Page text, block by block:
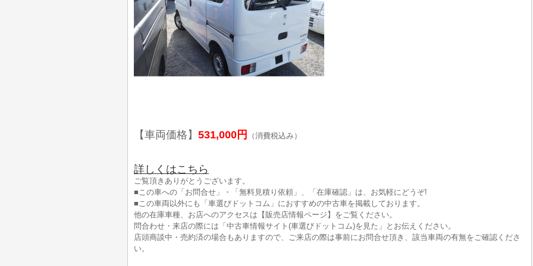
【車両価格】 531,000円 （消費税込み）
詳しくはこちら
ご覧頂きありがとうございます。
■この車への「お問合せ」・「無料見積り依頼」、「在庫確認」は、お気軽にどうぞ!
■この車両以外にも「車選びドットコム」におすすめの中古車を掲載しております。
他の在庫車種、お店へのアクセスは【販売店情報ページ】をご覧ください。
問合わせ・来店の際には「中古車情報サイト(車選びドットコム)を見た」とお伝えください。
店頭商談中・売約済の場合もありますので、ご来店の際は事前にお問合せ頂き、該当車両の有無をご確認くださ
い。